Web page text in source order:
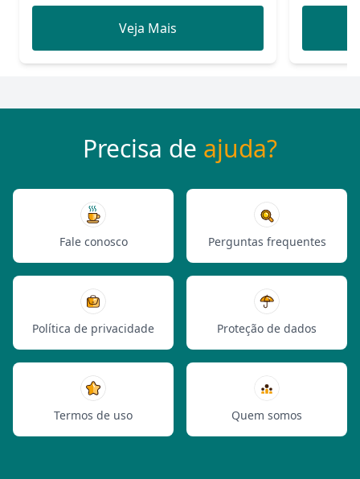
Veja Mais
Precisa de ajuda?
Fale conosco Perguntas frequentes
Política de privacidade Proteção de dados
Termos de uso Quem somos